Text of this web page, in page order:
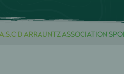
A.S.C D ARRAUNTZ ASSOCIATION